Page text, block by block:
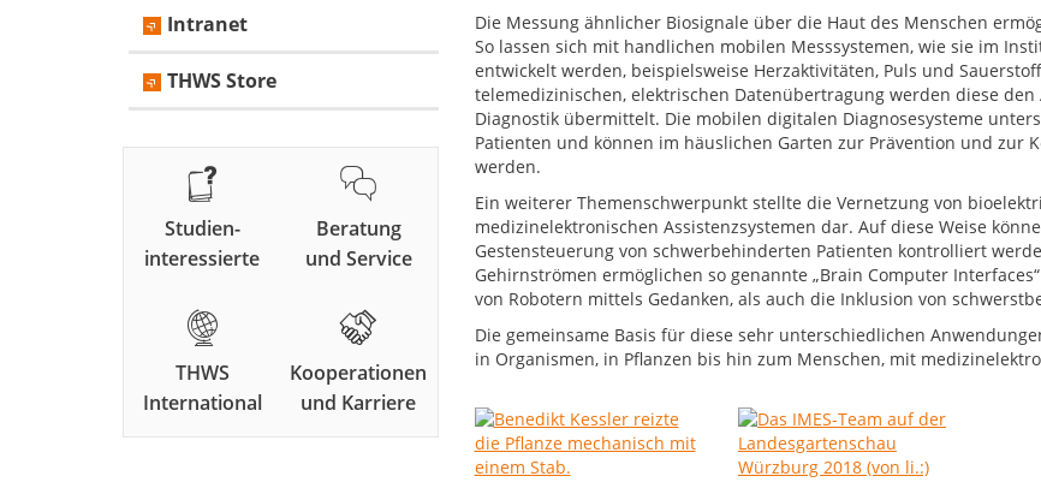
Die Messung ähnlicher Biosignale über die Haut des Menschen
So lassen sich mit handlichen mobilen Messsystemen, wie sie im
entwickelt werden, beispielsweise Herzaktivitäten, Puls und
telemedizinischen, elektrischen Datenübertragung werden diese
Diagnostik übermittelt. Die mobilen digitalen Diagnosesysteme
Patienten und können im häuslichen Garten zur Prävention und zur
werden.
Ein weiterer Themenschwerpunkt stellte die Vernetzung von
medizinelektronischen Assistenzsystemen dar. Auf diese Weise
Gestensteuerung von schwerbehinderten Patienten kontrolliert
Gehirnströmen ermöglichen so genannte „Brain Computer
von Robotern mittels Gedanken, als auch die Inklusion von
Die gemeinsame Basis für diese sehr unterschiedlichen
in Organismen, in Pflanzen bis hin zum Menschen, mit
Intranet
THWS Store
Studien-
interessierte
Beratung
und Service
THWS
International
Kooperationen
und Karriere